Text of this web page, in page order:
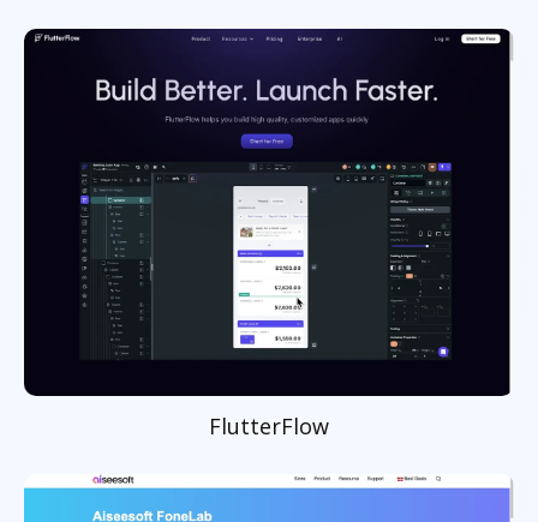
FlutterFlow